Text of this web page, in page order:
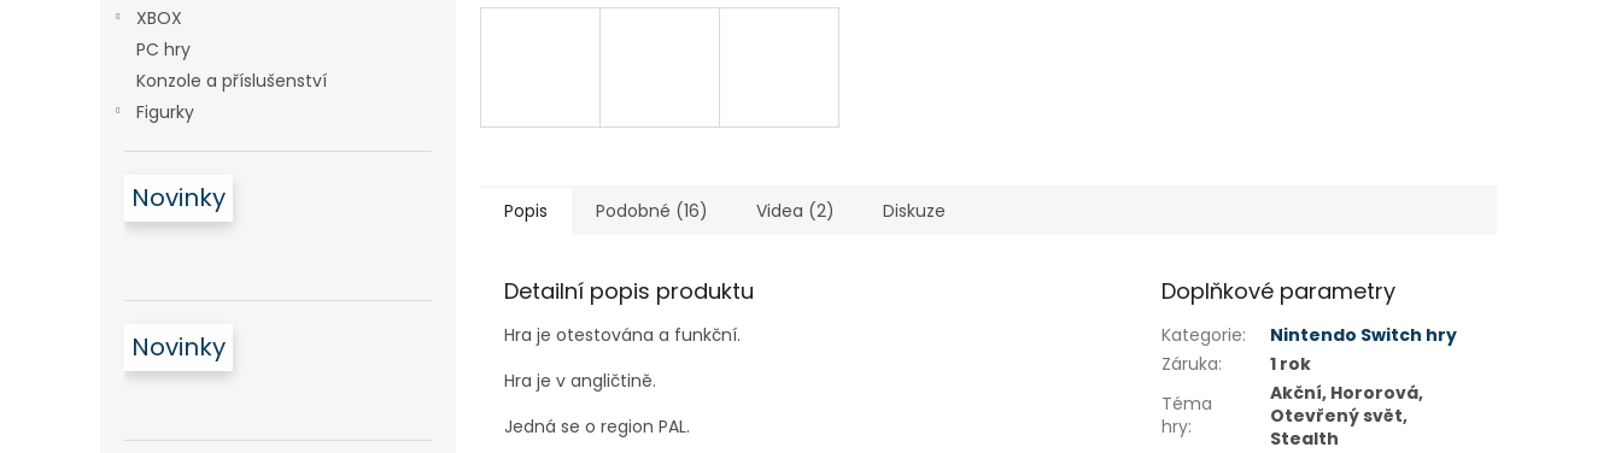
XBOX
PC hry
Konzole a příslušenství
Figurky
Novinky
Novinky
Popis Podobné (16) Videa (2) Diskuze
Detailní popis produktu
Hra je otestována a funkční.
Hra je v angličtině.
Jedná se o region PAL.
Doplňkové parametry
Kategorie:
Nintendo Switch hry
Záruka:
1 rok
Téma
hry:
Akční, Hororová,
Otevřený svět,
Stealth